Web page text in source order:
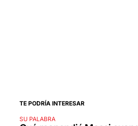
TE PODRÍA INTERESAR
SU PALABRA